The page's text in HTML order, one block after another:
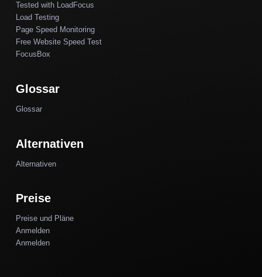
Tested with LoadFocus
Load Testing
Page Speed Monitoring
Free Website Speed Test
FocusBox
Glossar
Glossar
Alternativen
Alternativen
Preise
Preise und Pläne
Anmelden
Anmelden